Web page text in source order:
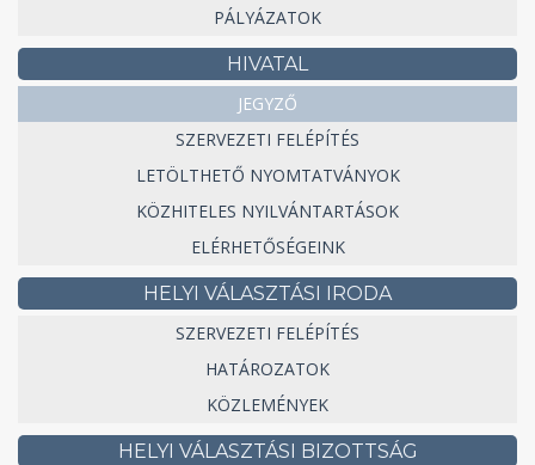
PÁLYÁZATOK
HIVATAL
JEGYZŐ
SZERVEZETI FELÉPÍTÉS
LETÖLTHETŐ NYOMTATVÁNYOK
KÖZHITELES NYILVÁNTARTÁSOK
ELÉRHETŐSÉGEINK
HELYI VÁLASZTÁSI IRODA
SZERVEZETI FELÉPÍTÉS
HATÁROZATOK
KÖZLEMÉNYEK
HELYI VÁLASZTÁSI BIZOTTSÁG